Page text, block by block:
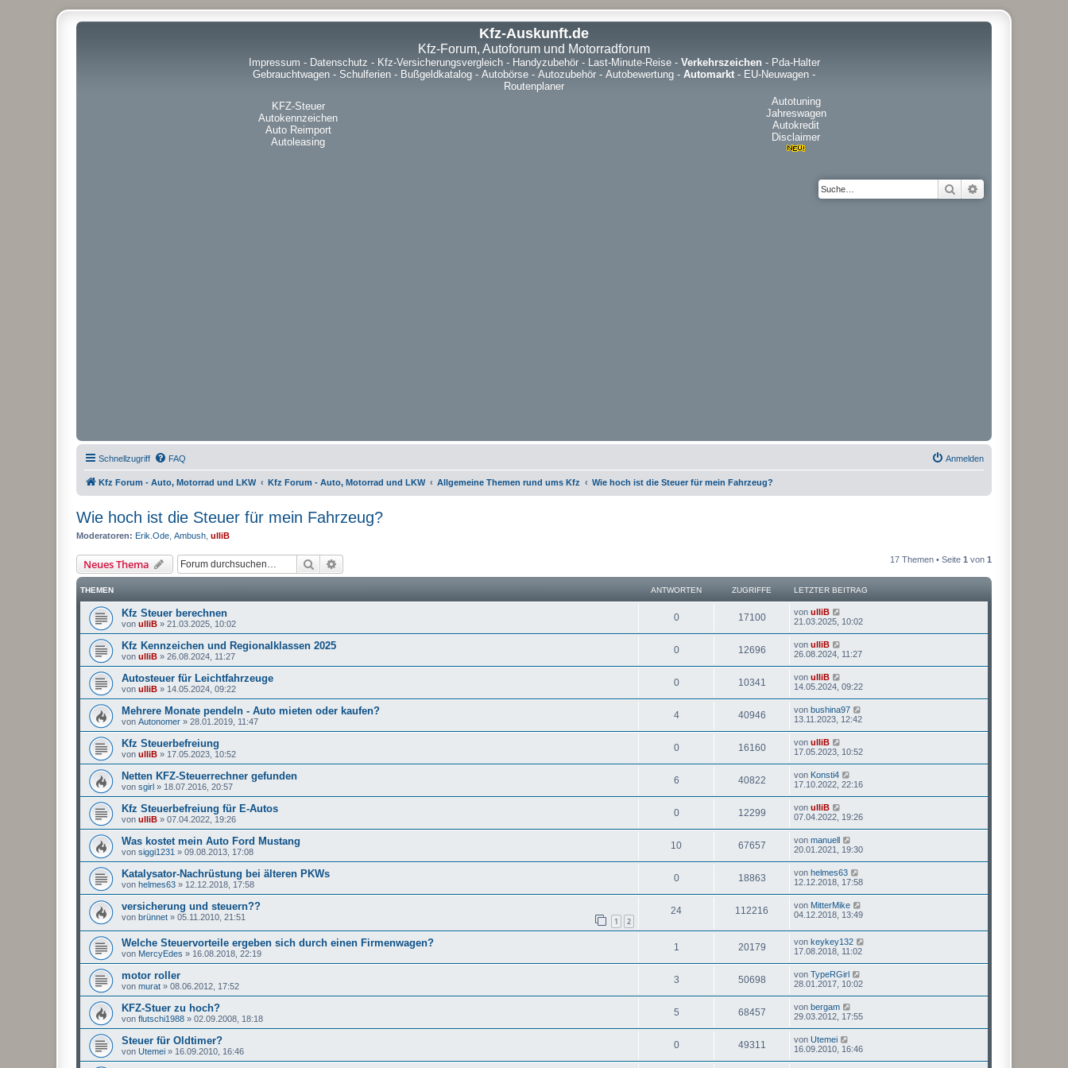
Kfz-Auskunft.de
Kfz-Forum, Autoforum und Motorradforum
Impressum - Datenschutz - Kfz-Versicherungsvergleich- Handyzubehör- Last-Minute-Reise- Verkehrszeichen- Pda-Halter
Gebrauchtwagen - Schulferien - Bußgeldkatalog - Autobörse - Autozubehör - Autobewertung - Automarkt - EU-Neuwagen -
Routenplaner
KFZ-Steuer
Autokennzeichen
Auto Reimport
Autoleasing
Autotuning
Jahreswagen
Autokredit
Disclaimer
Suche
Schnellzugriff FAQ Anmelden
Kfz Forum - Auto, Motorrad und LKW Kfz Forum - Auto, Motorrad und LKW Allgemeine Themen rund ums Kfz Wie hoch ist die Steuer für mein Fahrzeug?
Wie hoch ist die Steuer für mein Fahrzeug?
Moderatoren: Erik.Ode Ambush ulliB
Neues Thema Suche 17 Themen • Seite 1 von 1
THEMEN ANTWORTEN ZUGRIFFE LETZTER BEITRAG
Kfz Steuer berechnen
von ulliB » 21.03.2025, 10:02
0 17100 von ulliB
21.03.2025, 10:02
Kfz Kennzeichen und Regionalklassen 2025
von ulliB » 26.08.2024, 11:27
0 12696 von ulliB
26.08.2024, 11:27
Autosteuer für Leichtfahrzeuge
von ulliB » 14.05.2024, 09:22
0 10341 von ulliB
14.05.2024, 09:22
Mehrere Monate pendeln - Auto mieten oder kaufen?
von Autonomer » 28.01.2019, 11:47
4 40946 von bushina97
13.11.2023, 12:42
Kfz Steuerbefreiung
von ulliB » 17.05.2023, 10:52
0 16160 von ulliB
17.05.2023, 10:52
Netten KFZ-Steuerrechner gefunden
von sgirl » 18.07.2016, 20:57
6 40822 von Konsti4
17.10.2022, 22:16
Kfz Steuerbefreiung für E-Autos
von ulliB » 07.04.2022, 19:26
0 12299 von ulliB
07.04.2022, 19:26
Was kostet mein Auto Ford Mustang
von siggi1231 » 09.08.2013, 17:08
10 67657 von manuell
20.01.2021, 19:30
Katalysator-Nachrüstung bei älteren PKWs
von helmes63 » 12.12.2018, 17:58
0 18863 von helmes63
12.12.2018, 17:58
versicherung und steuern??
von brünnet » 05.11.2010, 21:51 1 2
24 112216 von MitterMike
04.12.2018, 13:49
Welche Steuervorteile ergeben sich durch einen Firmenwagen?
von MercyEdes » 16.08.2018, 22:19
1 20179 von keykey132
17.08.2018, 11:02
motor roller
von murat » 08.06.2012, 17:52
3 50698 von TypeRGirl
28.01.2017, 10:02
KFZ-Stuer zu hoch?
von flutschi1988 » 02.09.2008, 18:18
5 68457 von bergam
29.03.2012, 17:55
Steuer für Oldtimer?
von Utemei » 16.09.2010, 16:46
0 49311 von Utemei
16.09.2010, 16:46